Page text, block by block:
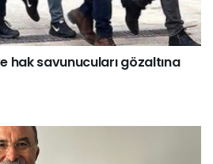
hak savunucuları gözaltına